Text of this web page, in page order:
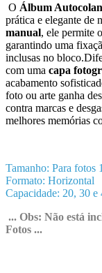
O Álbum
prática e elegante de
manual, ele permite
garantindo uma
inclusas no
com uma capa
acabamento
foto ou arte ganha
contra marcas e
melhores memórias
Tamanho: Para fotos
Formato: Horizontal
Capacidade: 20, 30 e
... Obs: Não está
Fotos ...